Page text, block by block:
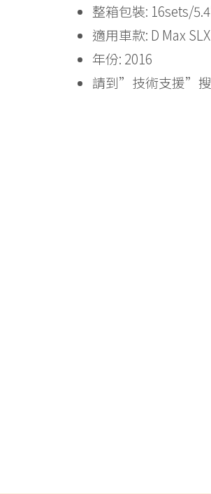
整箱包裝: 16sets/
適用車款: D Max SLX
年份: 2016
請到”技術支援”搜